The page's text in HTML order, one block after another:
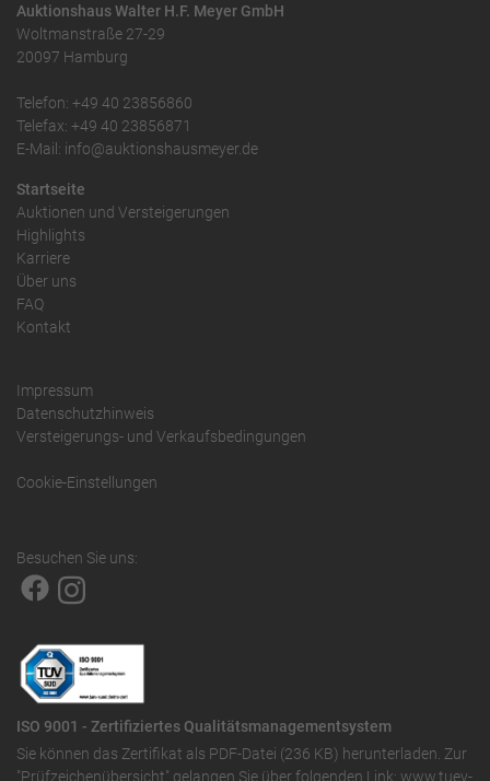
Auktionshaus Walter H.F. Meyer GmbH
Woltmanstraße 27-29
20097 Hamburg
Telefon: +49 40 23856860
Telefax: +49 40 23856871
E-Mail: info@auktionshausmeyer.de
Startseite
Auktionen und Versteigerungen
Highlights
Karriere
Über uns
FAQ
Kontakt
Impressum
Datenschutzhinweis
Versteigerungs- und Verkaufsbedingungen
Cookie-Einstellungen
Besuchen Sie uns:
ISO 9001 - Zertifiziertes Qualitätsmanagementsystem
Sie können das Zertifikat als PDF-Datei (236 KB) herunterladen. Zur
"Prüfzeichenübersicht" gelangen Sie über folgenden Link: www.tuev-